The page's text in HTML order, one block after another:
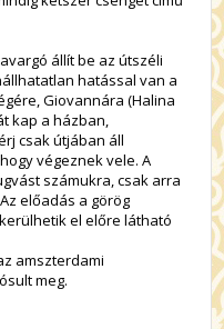
állít be az útszéli
hatással van a
Giovannára (Halina
kap a házban,
csak útjában áll
végeznek vele. A
számukra, csak arra
előadás a görög
el előre látható
amszterdami
meg.